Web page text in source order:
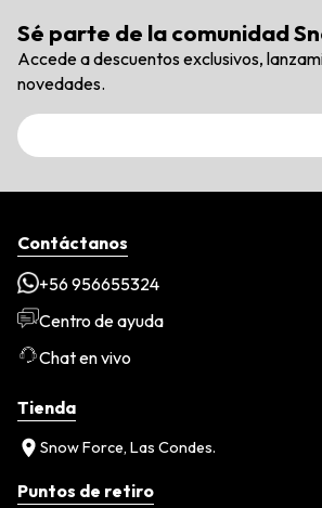
Sé parte de la comunidad
Accede a descuentos exclusivos,
novedades.
Tienda
Snow Force, Las Condes.
Puntos de retiro
Contáctanos
+56 956655324
Centro de ayuda
Chat en vivo